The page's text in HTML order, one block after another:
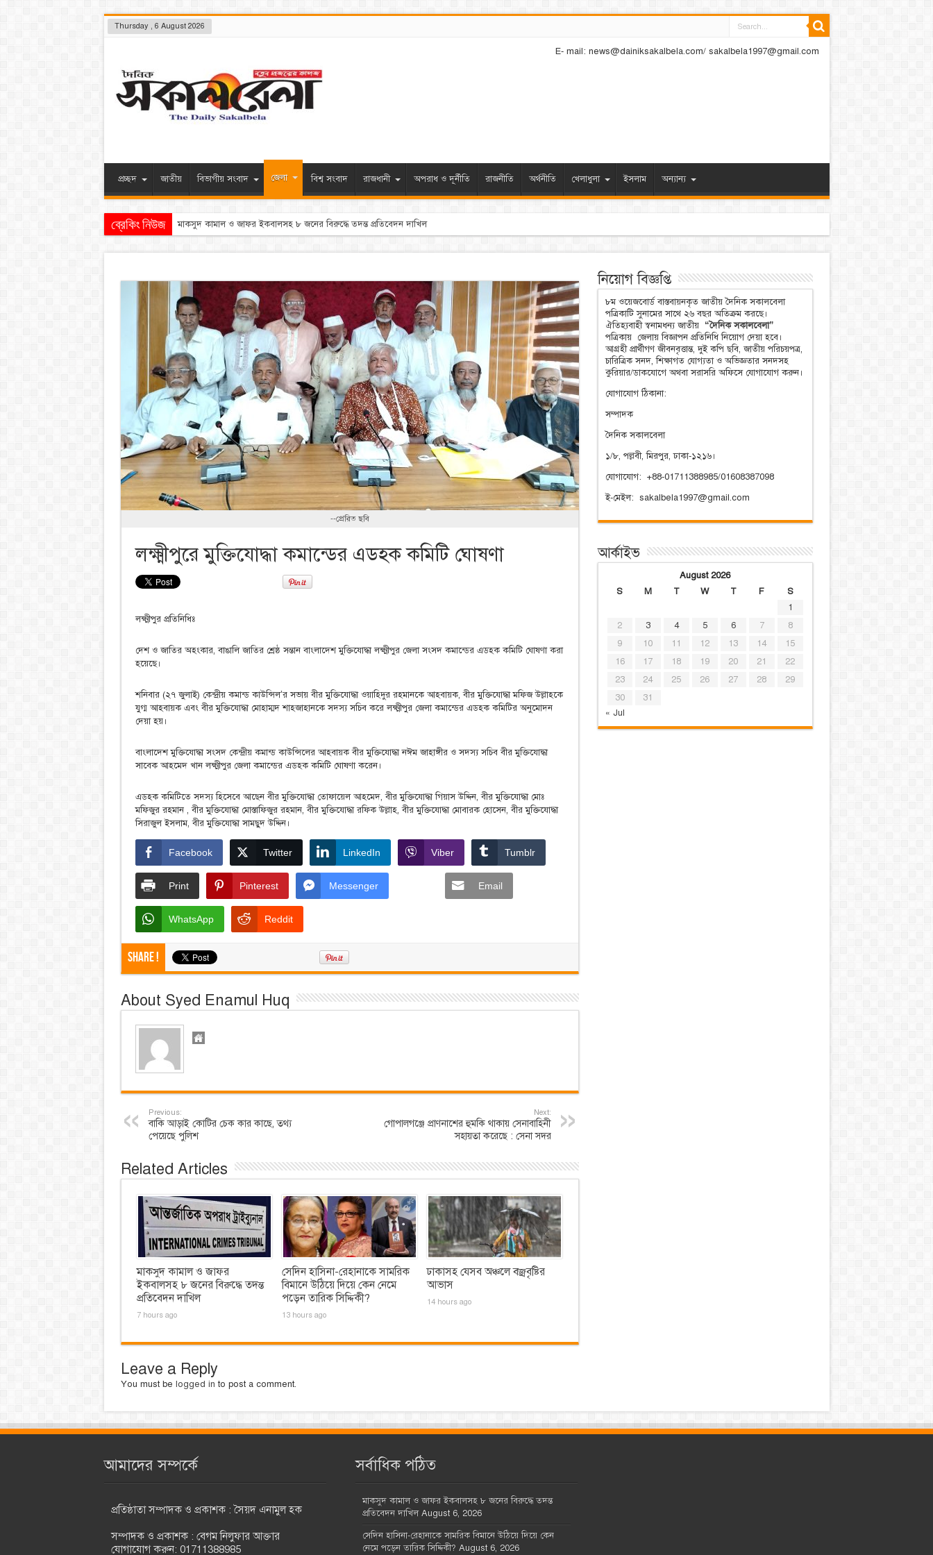
Thursday , 6 August 2026
E- mail: news@dainiksakalbela.com/ sakalbela1997@gmail.com
প্রচ্ছদ জাতীয় বিভাগীয় সংবাদ জেলা বিশ্ব সংবাদ রাজধানী অপরাধ ও দূর্নীতি রাজনীতি অর্থনীতি খেলাধুলা ইসলাম অন্যান্য
ব্রেকিং নিউজ সেদিন হাসিনা-
--প্রেরিত ছবি
লক্ষ্মীপুরে মুক্তিযোদ্ধা কমান্ডের এডহক কমিটি ঘোষণা
লক্ষ্মীপুর প্রতিনিধিঃ
দেশ ও জাতির অহংকার, বাঙালি জাতির শ্রেষ্ঠ সন্তান বাংলাদেশ মুক্তিযোদ্ধা লক্ষ্মীপুর জেলা সংসদ কমান্ডের এডহক কমিটি ঘোষণা করা
হয়েছে।
শনিবার (২৭ জুলাই) কেন্দ্রীয় কমান্ড কাউন্সিল’র সভায় বীর মুক্তিযোদ্ধা ওয়াহিদুর রহমানকে আহবায়ক, বীর মুক্তিযোদ্ধা মফিজ উল্লাহকে
যুগ্ম আহবায়ক এবং বীর মুক্তিযোদ্ধা মোহাম্মদ শাহজাহানকে সদস্য সচিব করে লক্ষ্মীপুর জেলা কমান্ডের এডহক কমিটির অনুমোদন
দেয়া হয়।
বাংলাদেশ মুক্তিযোদ্ধা সংসদ কেন্দ্রীয় কমান্ড কাউন্সিলের আহবায়ক বীর মুক্তিযোদ্ধা নঈম জাহাঙ্গীর ও সদস্য সচিব বীর মুক্তিযোদ্ধা
সাবেক আহমেদ খান লক্ষ্মীপুর জেলা কমান্ডের এডহক কমিটি ঘোষণা করেন।
এডহক কমিটিতে সদস্য হিসেবে আছেন বীর মুক্তিযোদ্ধা তোফায়েল আহমেদ, বীর মুক্তিযোদ্ধা গিয়াস উদ্দিন, বীর মুক্তিযোদ্ধা মোঃ
মফিজুর রহমান , বীর মুক্তিযোদ্ধা মোস্তাফিজুর রহমান, বীর মুক্তিযোদ্ধা রফিক উল্লাহ, বীর মুক্তিযোদ্ধা মোবারক হোসেন, বীর মুক্তিযোদ্ধা
সিরাজুল ইসলাম, বীর মুক্তিযোদ্ধা সামছুদ উদ্দিন।
Facebook Twitter LinkedIn Viber Tumblr
Print Pinterest Messenger Email
WhatsApp Reddit
Share !
About Syed Enamul Huq
Previous:
বাকি আড়াই কোটির চেক কার কাছে, তথ্য
পেয়েছে পুলিশ
Next:
গোপালগঞ্জে প্রাণনাশের হুমকি থাকায় সেনাবাহিনী
সহায়তা করেছে : সেনা সদর
Related Articles
মাকসুদ কামাল ও জাফর
ইকবালসহ ৮ জনের বিরুদ্ধে তদন্ত
প্রতিবেদন দাখিল
7 hours ago
সেদিন হাসিনা-রেহানাকে সামরিক
বিমানে উঠিয়ে দিয়ে কেন নেমে
পড়েন তারিক সিদ্দিকী?
13 hours ago
ঢাকাসহ যেসব অঞ্চলে বজ্রবৃষ্টির
আভাস
14 hours ago
Leave a Reply
You must be logged in to post a comment.
নিয়োগ বিজ্ঞপ্তি
৮ম ওয়েজবোর্ড বাস্তবায়নকৃত জাতীয় দৈনিক সকালবেলা
পত্রিকাটি সুনামের সাথে ২৬ বছর অতিক্রম করছে।
ঐতিহ্যবাহী স্বনামধন্য জাতীয় “দৈনিক সকালবেলা”
পত্রিকায় জেলায় বিজ্ঞাপন প্রতিনিধি নিয়োগ দেয়া হবে।
আগ্রহী প্রার্থীগণ জীবনবৃত্তান্ত, দুই কপি ছবি, জাতীয় পরিচয়পত্র,
চারিত্রিক সনদ, শিক্ষাগত যোগ্যতা ও অভিজ্ঞতার সনদসহ
কুরিয়ার/ডাকযোগে অথবা সরাসরি অফিসে যোগাযোগ করুন।
যোগাযোগ ঠিকানা:
সম্পাদক
দৈনিক সকালবেলা
১/৮, পল্লবী, মিরপুর, ঢাকা-১২১৬।
যোগাযোগ: +88-01711388985/01608387098
ই-মেইল: sakalbela1997@gmail.com
আর্কাইভ
August 2026
S
M T W T F
S
1
2
3 4 5 6 7
8
9
10 11 12 13 14
15
16
17 18 19 20 21
22
23
24 25 26 27 28
29
30
31
« Jul
আমাদের সম্পর্কে
প্রতিষ্ঠাতা সম্পাদক ও প্রকাশক : সৈয়দ এনামুল হক
সম্পাদক ও প্রকাশক : বেগম নিলুফার আক্তার
যোগাযোগ করুন: 01711388985
সর্বাধিক পঠিত
মাকসুদ কামাল ও জাফর ইকবালসহ ৮ জনের বিরুদ্ধে তদন্ত
প্রতিবেদন দাখিল August 6, 2026
সেদিন হাসিনা-রেহানাকে সামরিক বিমানে উঠিয়ে দিয়ে কেন
নেমে পড়েন তারিক সিদ্দিকী? August 6, 2026